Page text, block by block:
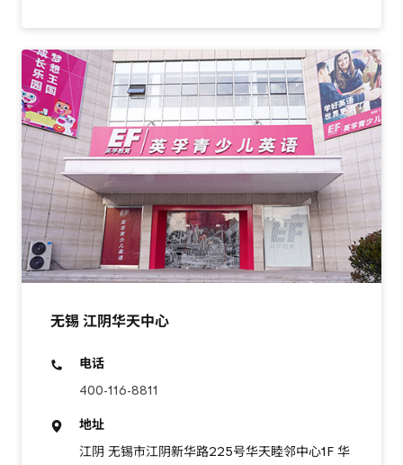
无锡 江阴华天中心
电话
400-116-8811
地址
江阴 无锡市江阴新华路225号华天睦邻中心1F 华